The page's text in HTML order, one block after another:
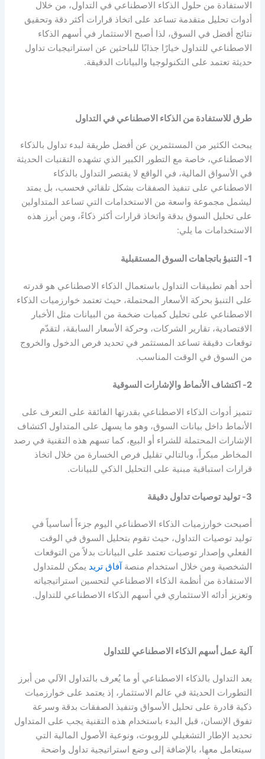
الاستفادة من حلول الذكاء الاصطناعي في التداول، من خلال
أدوات تحليل متقدمة تساعد على اتخاذ قرارات أكثر دقة وتحقيق
نتائج أفضل في السوق، لذا أصبح الاستثمار في أسهم الذكاء
الاصطناعي للتداول خيارًا جذابًا للباحثين عن استراتيجيات تداول
حديثة تعتمد على التكنولوجيا والبيانات الدقيقة.
طرق للاستفادة من الذكاء الاصطناعي في التداول
يبحث الكثير من المستثمرين عن أفضل طريقة لبدء تداول بالذكاء
الاصطناعي، خاصة مع التطور الكبير الذي تشهده التقنيات الحديثة
في الأسواق المالية، في الواقع لا يقتصر التداول بالذكاء
الاصطناعي على تنفيذ الصفقات بشكل تلقائي فحسب، بل يمتد
ليشمل مجموعة واسعة من الاستخدامات التي تساعد المتداولين
على تحليل السوق بدقة واتخاذ قرارات أكثر ذكاءً، ومن أبرز هذه
الاستخدامات ما يلي:
1- التنبؤ باتجاهات السوق المستقبلية
أحد أهم تطبيقاتالتداول باستعمال الذكاء الاصطناعي هو قدرته
على التنبؤ بحركة الأسعار المحتملة، حيث تعتمد خوارزميات الذكاء
الاصطناعي على تحليل كميات ضخمة من البيانات مثل الأخبار
الاقتصادية، تقارير الشركات، وحركة الأسعار السابقة، لتقدّم
توقعات دقيقة تساعد المستثمر في تحديد فرص الدخول والخروج
من السوق في الوقت المناسب.
2- اكتشاف الأنماط والإشارات السوقية
تتميز أدوات الذكاء الاصطناعي بقدرتها الفائقة على التعرف على
الأنماط داخل بيانات السوق، وهو ما يسهل على المتداول اكتشاف
الإشارات المحتملة للشراء أو البيع، كما تسهم هذه التقنية في رصد
المخاطر مبكراً، وبالتالي تقليل فرص الخسارة من خلال اتخاذ
قرارات استباقية مبنية على التحليل الذكي للبيانات.
3- توليد توصيات تداول دقيقة
أصبحت خوارزميات الذكاء الاصطناعي اليوم جزءاً أساسياً في
توليد توصيات التداول، حيث تقوم بتحليل السوق في الوقت
الفعلي وإصدار توصيات تعتمد على البيانات بدلاً من التوقعات
الشخصية ومن خلال استخدام منصة آفاق تريديمكن للمتداول
الاستفادة من أنظمة الذكاء الاصطناعي لتحسين استراتيجياته
وتعزيز أدائه الاستثماري في أسهم الذكاء الاصطناعي للتداول.
آلية عمل أسهم الذكاء الاصطناعي للتداول
يعد التداول بالذكاء الاصطناعي أو ما يُعرف بالتداول الآلي من أبرز
التطورات الحديثة في عالم الاستثمار، إذ يعتمد على خوارزميات
ذكية قادرة على تحليل الأسواق وتنفيذ الصفقات بدقة وسرعة
تفوق الإنسان، قبل البدء باستخدام هذه التقنية يجب على المتداول
تحديد الإطار التشغيلي للروبوت، ونوعية الأصول المالية التي
سيتعامل معها، بالإضافة إلى وضع استراتيجية تداول واضحة